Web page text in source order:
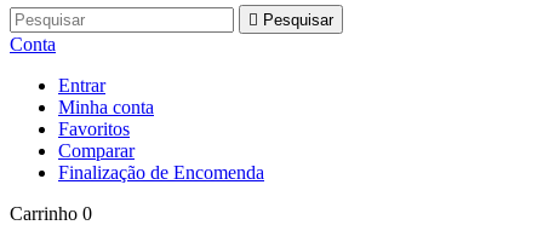
 Pesquisar
Conta
Entrar
Minha conta
Favoritos
Comparar
Finalização de Encomenda
Carrinho 0